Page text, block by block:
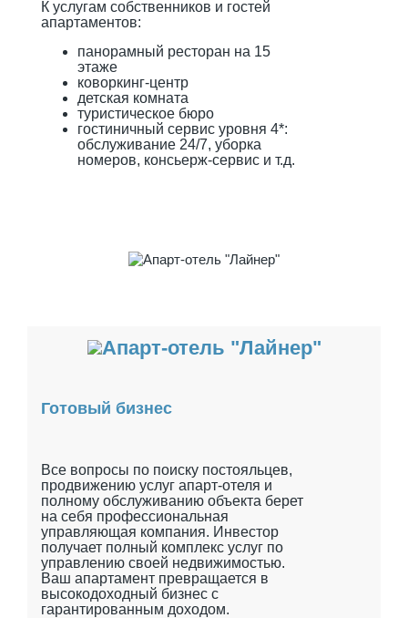
К услугам собственников и гостей
апартаментов:
панорамный ресторан на 15
этаже
коворкинг-центр
детская комната
туристическое бюро
гостиничный сервис уровня 4*:
обслуживание 24/7, уборка
номеров, консьерж-сервис и т.д.
Готовый бизнес
Все вопросы по поиску постояльцев,
продвижению услуг апарт-отеля и
полному обслуживанию объекта берет
на себя профессиональная
управляющая компания. Инвестор
получает полный комплекс услуг по
управлению своей недвижимостью.
Ваш апартамент превращается в
высокодоходный бизнес с
гарантированным доходом.